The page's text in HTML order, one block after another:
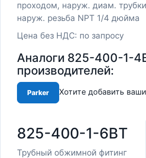
проходом, наруж. диам.
наруж. резьба NPT 1/4 дюйма
Цена без НДС: по запросу
Аналоги 825-400-1-
производителей:
Parker Хотите добавить
825-400-1-6BT
Трубный обжимной фитинг